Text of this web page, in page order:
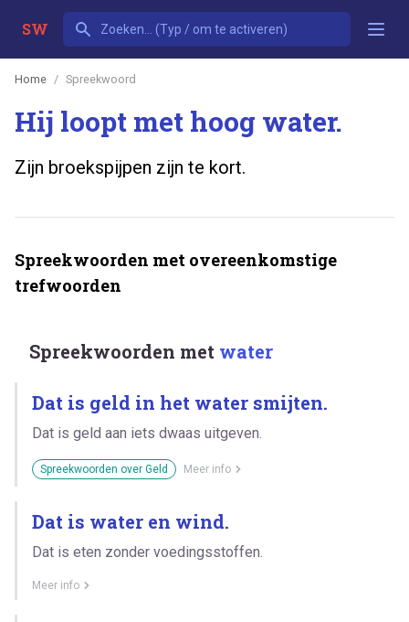
SW
Home Spreekwoord
Hij loopt met hoog water.
Zijn broekspijpen zijn te kort.
Spreekwoorden met overeenkomstige
trefwoorden
Spreekwoorden met water
Dat is geld in het water smijten.
Dat is geld aan iets dwaas uitgeven.
Spreekwoorden over Geld Meer info
Dat is water en wind.
Dat is eten zonder voedingsstoffen.
Meer info